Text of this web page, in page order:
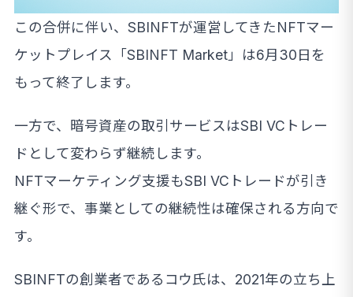
この合併に伴い、SBINFTが運営してきたNFTマー
ケットプレイス「SBINFT Market」は6月30日を
もって終了します。
一方で、暗号資産の取引サービスはSBI VCトレー
ドとして変わらず継続します。
NFTマーケティング支援もSBI VCトレードが引き
継ぐ形で、事業としての継続性は確保される方向で
す。
SBINFTの創業者であるコウ氏は、2021年の立ち上